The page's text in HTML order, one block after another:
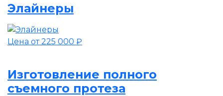
Элайнеры
Цена от 225 000 ₽
Изготовление полного
съемного протеза